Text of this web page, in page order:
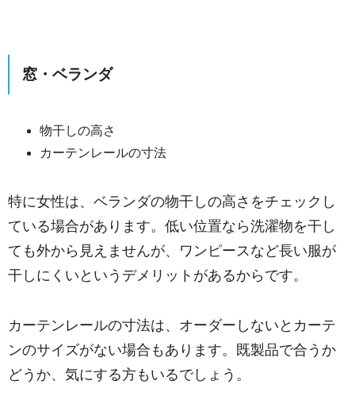
窓・ベランダ
物干しの高さ
カーテンレールの寸法
特に女性は、ベランダの物干しの高さをチェックし
ている場合があります。 低い位置なら洗濯物を干し
ても外から見えませんが、ワンピースなど長い服が
干しにくいというデメリットがあるからです。
カーテンレールの寸法は、オーダーしないとカーテ
ンのサイズがない場合もあります。 既製品で合うか
どうか、気にする方もいるでしょう。